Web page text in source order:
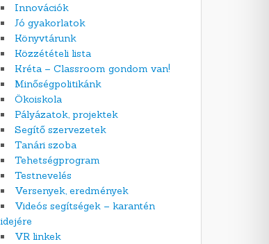
Innovációk
Jó gyakorlatok
Könyvtárunk
Közzétételi lista
Kréta – Classroom gondom van!
Minőségpolitikánk
Ökoiskola
Pályázatok, projektek
Segítő szervezetek
Tanári szoba
Tehetségprogram
Testnevelés
Versenyek, eredmények
Videós segítségek – karantén
idejére
VR linkek